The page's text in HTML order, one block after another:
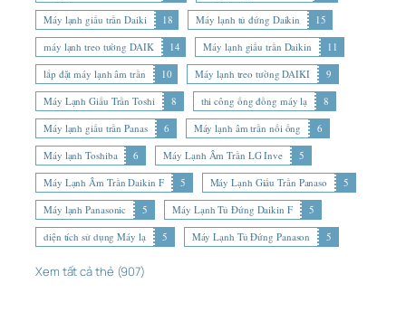
Máy lạnh giấu trần Daiki
18 Máy lạnh tủ đứng Daikin
15
máy lạnh treo tường DAIK
14 Máy lạnh giấu trần Daikin
11
lắp đặt máy lạnh âm trần
10 Máy lạnh treo tường DAIKI
9
Máy Lạnh Giấu Trần Toshi
8 thi công ống đồng máy lạ
8
Máy lạnh giấu trần Panas
6 Máy lạnh âm trần nối ống
6
Máy lạnh Toshiba
6 Máy Lạnh Âm Trần LG Inve
5
Máy Lạnh Âm Trần Daikin F
5 Máy Lạnh Giấu Trần Panaso
5
Máy lạnh Panasonic
5 Máy Lạnh Tủ Đứng Daikin F
5
diện tích sử dụng Máy lạ
5 Máy Lạnh Tủ Đứng Panason 5
Xem tất cả thẻ (907)